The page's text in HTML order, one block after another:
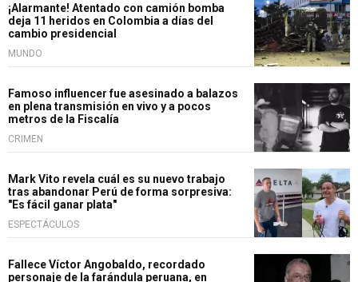
¡Alarmante! Atentado con camión bomba
deja 11 heridos en Colombia a días del
cambio presidencial
MUNDO
Famoso influencer fue asesinado a balazos
en plena transmisión en vivo y a pocos
metros de la Fiscalía
CRIMEN
Mark Vito revela cuál es su nuevo trabajo
tras abandonar Perú de forma sorpresiva:
"Es fácil ganar plata"
ESPECTÁCULOS
Fallece Víctor Angobaldo, recordado
personaje de la farándula peruana, en